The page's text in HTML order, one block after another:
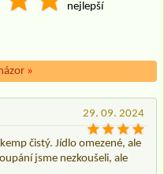
nejlepší
»
29. 09. 2024
čistý. Jídlo omezené, ale
jsme nezkoušeli, ale